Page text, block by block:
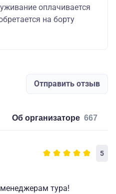
оплачивается
на борту
Отправить отзыв
об организаторе 667
5
тура!